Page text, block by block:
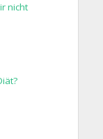
nicht